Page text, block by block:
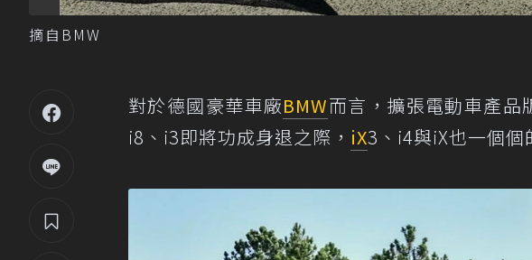
摘自BMW
對於德國豪華車廠BMW而言，擴張電動車產品
i8、i3即將功成身退之際， iX3、i4與iX也一個個